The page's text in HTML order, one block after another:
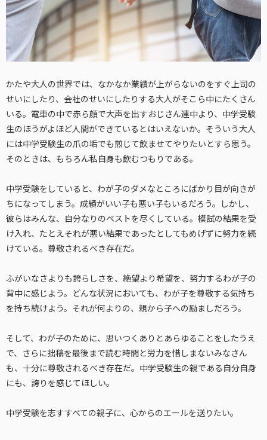
かたや大人の世界では、なかなか業績が上がらないのをすぐ上司の
せいにしたり、会社のせいにしたりする大人がそこら中にたくさん
いる。電車の中で赤ら顔で大声を出すおじさん連中より、中学受験
生のほうがよほど人間ができているとはいえないか。そういう大人
には中学受験生の爪の垢でも煎じて飲ませてやりたいとすら思う。
そのときは、もちろん私自身も飲むつもりである。
中学受験をしていると、わが子のダメなところにばかり目が向きが
ちになってしまう。成績がいい子も悪い子もいるだろう。しかし、
彼らはみんな、自分なりのベストを尽くしている。模試の結果を受
け入れ、たとえそれが悪い結果であったとしてもめげずに努力を続
けている。尊敬されるべき存在だ。
ふがいなさよりも誇らしさを、絶望より希望を、努力するわが子の
背中に感じよう。どんな状況においても、わが子を尊敬する気持ち
を持ち続けよう。それが何よりの、親から子への励ましだろう。
そして、わが子のために、思いつくありとあらゆることをしたうえ
で、さらに拙稿を最後まで読む時間と労力を惜しまないみなさん
も、十分に尊敬されるべき存在だ。中学受験生の親である自分自身
にも、誇りを感じてほしい。
中学受験を志すすべての親子に、心からのエールを送りたい。